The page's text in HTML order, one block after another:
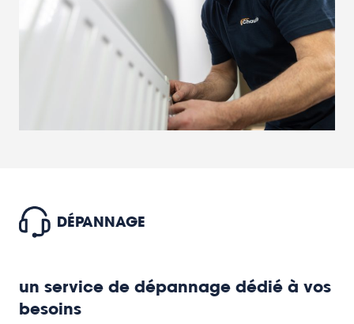
DÉPANNAGE
un service de dépannage dédié à vos
besoins